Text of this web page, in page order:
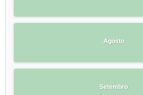
Agosto
Setembro